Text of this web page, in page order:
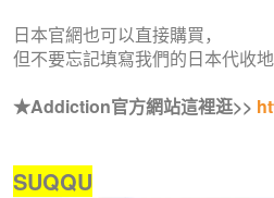
日本官網也可以直接購買，
但不要忘記填寫我們的日本代收地
★Addiction官方網站這裡逛>>
SUQQU